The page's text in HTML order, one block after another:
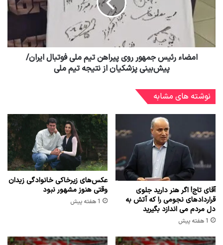
امضاء رئیس جمهور روی پیراهن تیم ملی فوتبال ایران/
پیش‌بینی پزشکیان از نتیجه تیم ملی
نوشته های مشابه
آقای تاج! اگر هنر دارید جلوی
قراردادهای نجومی را که آتش به
دل مردم می اندازد بگیرید
1 هفته پیش
عکس‌های زیرخاکی خانوادگی زیدان
وقتی هنوز مشهور نبود
1 هفته پیش